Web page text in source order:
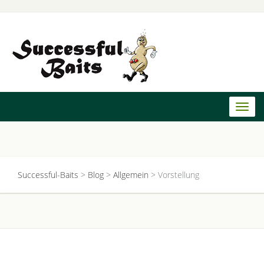
Successful-Baits > Blog > Allgemein > Vorstellung